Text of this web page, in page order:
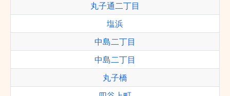
丸子通二丁目
塩浜
中島二丁目
中島二丁目
丸子橋